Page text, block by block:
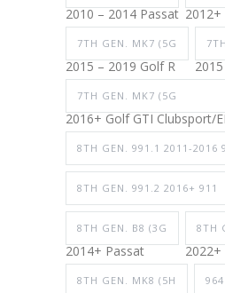
2010 – 2014 Passat 2012+
7TH GEN. MK7 (5G
2015 – 2019 Golf R
7TH GEN. MK7 (5G
2016+ Golf GTI Clubsport/
8TH GEN. 991.1 2011-2016
8TH GEN. 991.2 2016+ 911
8TH GEN. B8 (3G
2014+ Passat
8TH
2022+
8TH GEN. MK8 (5H